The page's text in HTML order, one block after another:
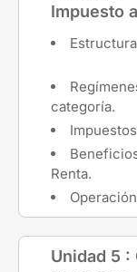
Impuesto
categoría.
Renta.
Unidad 5 :